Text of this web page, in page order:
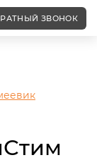
follow"/>
ЗВОНОК